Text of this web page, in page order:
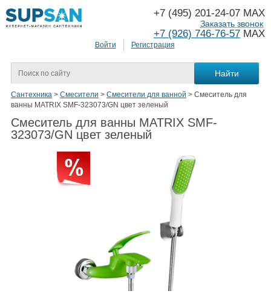
Войти Регистрация
+7 (495) 201-24-07 MAX
+7 (926) 746-76-57 MAX
Заказать звонок
Сантехника > Смесители > Смесители для ванной > Смеситель для
ванны MATRIX SMF-323073/GN цвет зеленый
Смеситель для ванны MATRIX SMF-
323073/GN цвет зеленый